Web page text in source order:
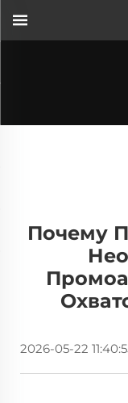
Почему
2026-05-22